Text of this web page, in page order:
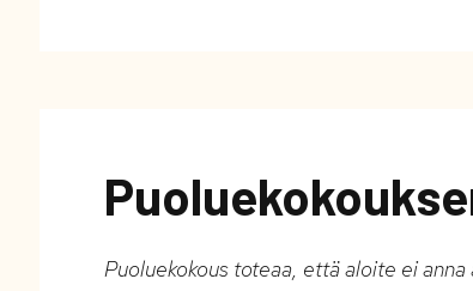
Puoluekokous toteaa, että aloite ei